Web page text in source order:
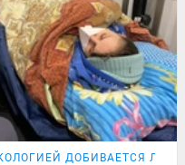
ДОБИВАЕТСЯ